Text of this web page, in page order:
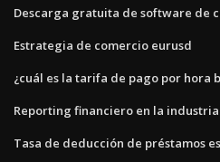
Descarga gratuita de software de
Estrategia de comercio eurusd
¿cuál es la tarifa de pago por hora
Reporting financiero en la
Tasa de deducción de préstamos